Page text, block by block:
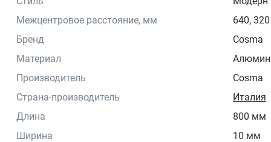
Межцентровое расстояние, мм
640, 320
Бренд
Cosma
Материал
Производитель
Cosma
Страна-производитель
Италия
Длина
800 мм
Ширина
10 мм